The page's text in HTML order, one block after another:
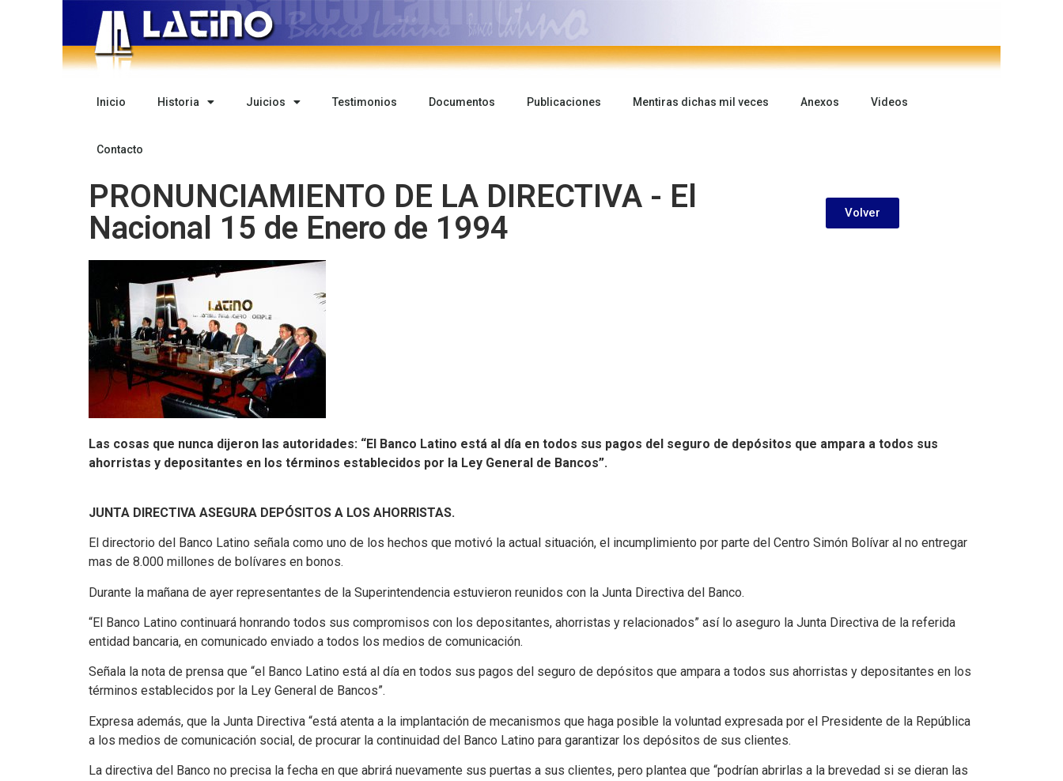
Inicio Historia Juicios Testimonios Documentos Publicaciones Mentiras dichas mil veces Anexos Videos
Contacto
PRONUNCIAMIENTO DE LA DIRECTIVA - El
Nacional 15 de Enero de 1994
Volver
Las cosas que nunca dijeron las autoridades: “El Banco Latino está al día en todos sus pagos del seguro de depósitos que ampara a todos sus
ahorristas y depositantes en los términos establecidos por la Ley General de Bancos”.
JUNTA DIRECTIVA ASEGURA DEPÓSITOS A LOS AHORRISTAS.
El directorio del Banco Latino señala como uno de los hechos que motivó la actual situación, el incumplimiento por parte del Centro Simón Bolívar al no entregar
mas de 8.000 millones de bolívares en bonos.
Durante la mañana de ayer representantes de la Superintendencia estuvieron reunidos con la Junta Directiva del Banco.
“El Banco Latino continuará honrando todos sus compromisos con los depositantes, ahorristas y relacionados” así lo aseguro la Junta Directiva de la referida
entidad bancaria, en comunicado enviado a todos los medios de comunicación.
Señala la nota de prensa que “el Banco Latino está al día en todos sus pagos del seguro de depósitos que ampara a todos sus ahorristas y depositantes en los
términos establecidos por la Ley General de Bancos”.
Expresa además, que la Junta Directiva “está atenta a la implantación de mecanismos que haga posible la voluntad expresada por el Presidente de la República
a los medios de comunicación social, de procurar la continuidad del Banco Latino para garantizar los depósitos de sus clientes.
La directiva del Banco no precisa la fecha en que abrirá nuevamente sus puertas a sus clientes, pero plantea que “podrían abrirlas a la brevedad si se dieran las